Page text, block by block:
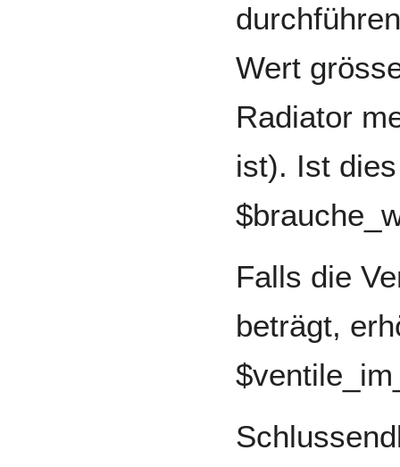
Wert
Radiator
ist). Ist
Falls die
beträgt,